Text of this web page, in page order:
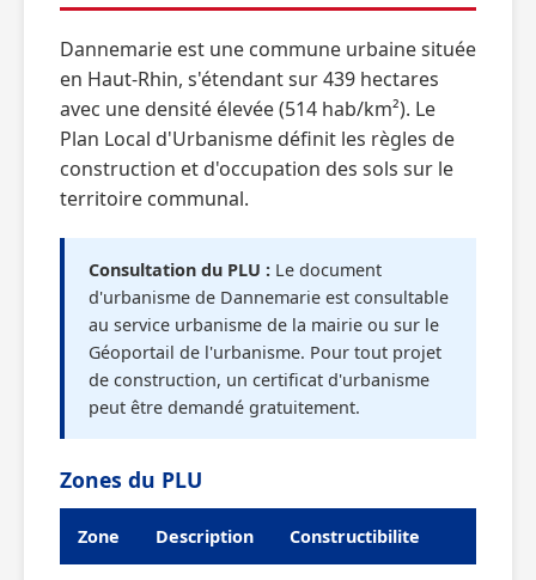
Dannemarie est une commune urbaine située
en Haut-Rhin, s'étendant sur 439 hectares
avec une densité élevée (514 hab/km²). Le
Plan Local d'Urbanisme définit les règles de
construction et d'occupation des sols sur le
territoire communal.
Consultation du PLU : Le document
d'urbanisme de Dannemarie est consultable
au service urbanisme de la mairie ou sur le
Géoportail de l'urbanisme. Pour tout projet
de construction, un certificat d'urbanisme
peut être demandé gratuitement.
Zones du PLU
Zone Description Constructibilite